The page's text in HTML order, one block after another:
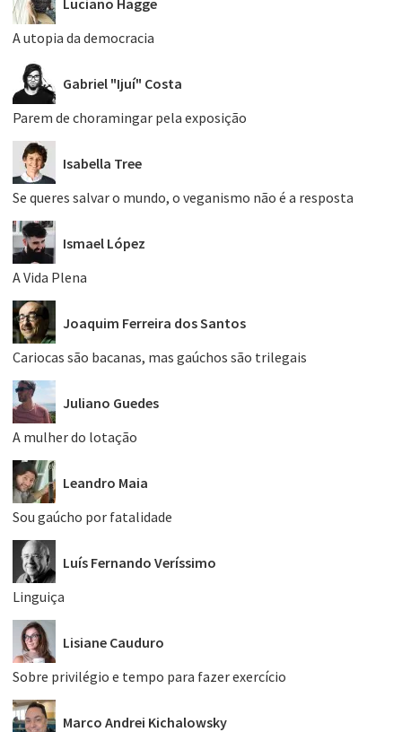
A utopia da democracia
Gabriel "Ijuí" Costa
Parem de choramingar pela exposição
Isabella Tree
Se queres salvar o mundo, o veganismo não é a resposta
Ismael López
A Vida Plena
Joaquim Ferreira dos Santos
Cariocas são bacanas, mas gaúchos são trilegais
Juliano Guedes
A mulher do lotação
Leandro Maia
Sou gaúcho por fatalidade
Luís Fernando Veríssimo
Linguiça
Lisiane Cauduro
Sobre privilégio e tempo para fazer exercício
Marco Andrei Kichalowsky